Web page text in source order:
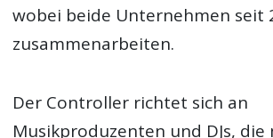
wobei beide Unternehmen seit
zusammenarbeiten.
Der Controller richtet sich an
Musikproduzenten und DJs,